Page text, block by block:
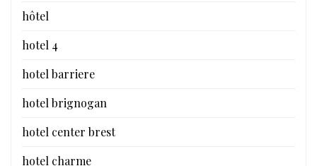
hôtel
hotel 4
hotel barriere
hotel brignogan
hotel center brest
hotel charme